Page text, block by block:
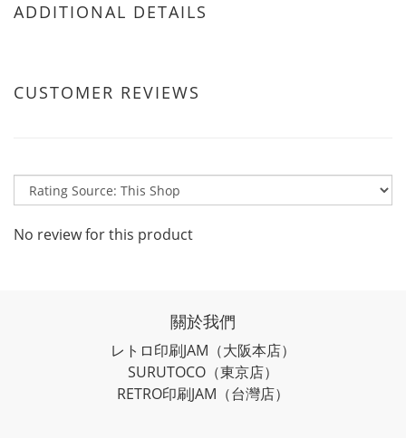
ADDITIONAL DETAILS
CUSTOMER REVIEWS
No review for this product
關於我們
レトロ印刷JAM （大阪本店）
SURUTOCO （東京店）
RETRO印刷JAM （台灣店）